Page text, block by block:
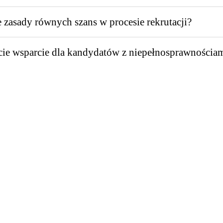
równych szans w procesie rekrutacji?
wsparcie dla kandydatów z